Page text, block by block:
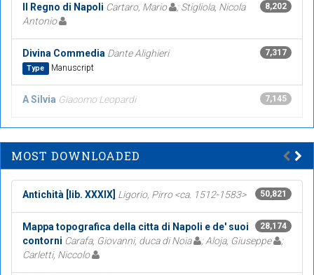
8,202
Il Regno di Napoli Cartaro, Mario
; Stigliola, Nicola
Antonio
7,317
Divina Commedia Dante Alighieri
Type Manuscript
7,145
A Silvia Giacomo Leopardi
MOST DOWNLOADED
50,821
Antichità [lib. XXXIX] Ligorio, Pirro <ca. 1512-1583>
28,174
Mappa topografica della citta di Napoli e de' suoi
contorni Carafa, Giovanni, duca di Noia ; Aloja, Giuseppe
;
Carletti, Niccolo